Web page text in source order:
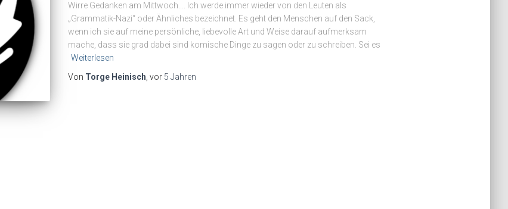
Wirre Gedanken am Mittwoch…. Ich werde immer wieder von den Leuten als
„Grammatik-Nazi“ oder Ähnliches bezeichnet. Es geht den Menschen auf den Sack,
wenn ich sie auf meine persönliche, liebevolle Art und Weise darauf aufmerksam
mache, dass sie grad dabei sind komische Dinge zu sagen oder zu schreiben. Sei es
Weiterlesen
Von Torge Heinisch , vor 5 Jahren